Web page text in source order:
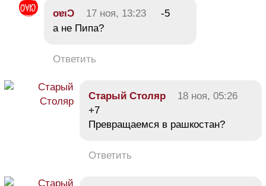
oɐıƆ 17 ноя, 13:23
-5
а не Пипа?
Ответить
Старый Столяр
18 ноя, 05:26
+7
Превращаемся в рашкостан?
Ответить